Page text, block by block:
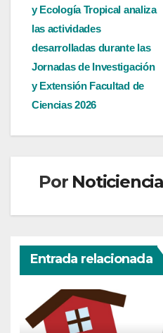
de
entradas
y Ecología Tropical analiza
las actividades
desarrolladas durante las
Jornadas de Investigación
y Extensión Facultad de
Ciencias 2026
Por
Entrada relacionada